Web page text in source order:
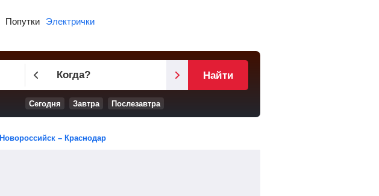
Попутки Электрички
Когда?
Сегодня Завтра Послезавтра
Найти
Новороссийск – Краснодар